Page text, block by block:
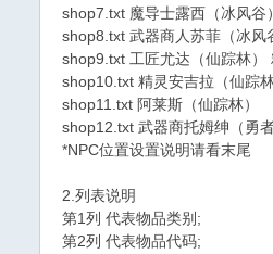
shop7.txt 魔导士露西（冰风谷
shop8.txt 武器商人苏菲（冰风
shop9.txt 工匠尤达（仙踪林）
shop10.txt 精灵安吉拉（仙踪
shop11.txt 阿莱斯（仙踪林）
shop12.txt 武器商托姆绅（勇者
*NPC位置设置说明请看末尾
2.列表说明
第1列 代表物品类别;
第2列 代表物品代码;